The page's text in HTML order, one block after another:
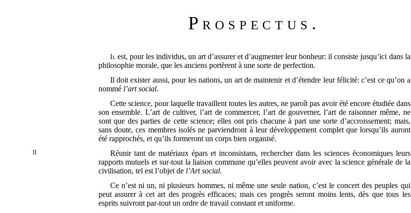
Prospectus.
Ilest, pour les individus, un art d’assurer et d’augmenter leur bonheur: il consiste jusqu’ici dans la
philosophie morale, que les anciens portèrent à une sorte de perfection.
Il doit exister aussi, pour les nations, un art de maintenir et d’étendre leur félicité: c’est ce qu’on a
nommé l’art social.
Cette science, pour laquelle travaillent toutes les autres, ne paroît pas avoir été encore étudiée dans
son ensemble. L’art de cultiver, l’art de commercer, l’art de gouverner, l’art de raisonner même, ne
sont que des parties de cette science; elles ont pris chacune à part une sorte d’accroissement; mais,
sans doute, ces membres isolés ne parviendront à leur développement complet que lorsqu’ils auront
été rapprochés, et qu’ils formeront un corps bien organisé.
II
Réunir tant de matériaux épars et inconsistans, rechercher dans les sciences économiques leurs
rapports mutuels et sur-tout la liaison commune qu’elles peuvent avoir avec la science générale de la
civilisation, tel est l’objet de l’Art social.
Ce n’est ni un, ni plusieurs hommes, ni même une seule nation, c’est le concert des peuples qui
peut assurer à cet art des progrès efficaces; mais ces progrès seront moins lents, dès que tous les
esprits suivront par-tout un ordre de travail constant et uniforme.